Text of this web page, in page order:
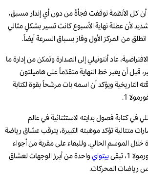
كل الأنظمة توقفت فجأةً من دون أي إنذار مسبق،
لأن عطلة نهاية الأسبوع كانت تسير بشكلٍ مثالي
من المركز الأول وفاز بسباق السرعة أيضاً.
عاد أنتونيلي إلى الصدارة وتمكن من إدارة ما
قبل أن يعبر خط النهاية متقدّماً على هاميلتون
التاريخية ويؤكد أن اسمه بات مرشحاً بقوة لكتابة
1.
في كتابة فصول بدايته الاستثنائية في عالم
لانتصارات متتالية تؤكد موهبته الكبيرة، يترقب عشاق رياضة
خلال الموسم الحالي. وللبقاء على مقربة من أجواء
تبقى
بيتوايواحدة من أبرز الوجهات لعشاق
رياضات المحركات.